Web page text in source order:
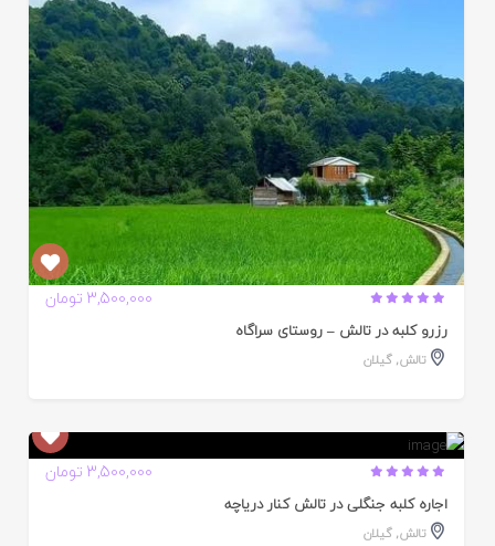
3,500,000 تومان
رزرو کلبه در تالش – روستای سراگاه
تالش,گیلان
3,500,000 تومان
اجاره کلبه جنگلی در تالش کنار دریاچه
تالش,گیلان